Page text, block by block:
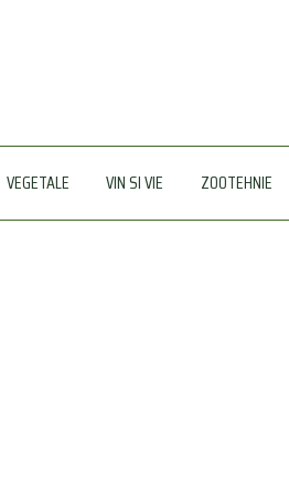
VEGETALE VIN SI VIE ZOOTEHNIE